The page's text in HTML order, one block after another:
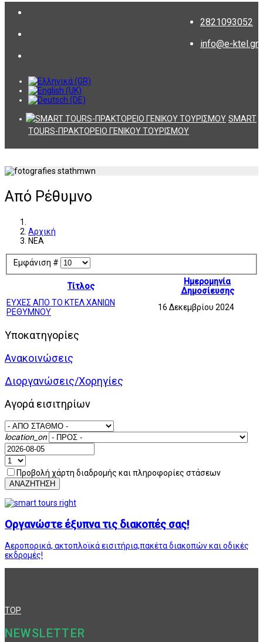
2821093052
info@e-ktel.gr
SMART
TOURS-ΠΡΑΚΤΟΡΕΙΟ ΓΕΝΙΚΟΥ ΤΟΥΡΙΣΜΟΥ
Από Ρέθυμνο
Αρχική
ΝΕΑ
Εμφάνιση #
Τίτλος
Ημερομηνία
Δημοσίευσης
ΕΥΧΕΣ ΑΠΟ ΤΟ ΚΤΕΛ ΧΑΝΙΩΝ
ΡΕΘΥΜΝΟΥ
16 Δεκεμβρίου 2024
Υποκατηγορίες
Ανακοινώσεις
Διοργανώσεις/Χορηγίες
Αγορά εισιτηρίων
location_on
Προβολή χάρτη διαδρομής και πληροφορίες στάσεων
ΑΝΑΖΗΤΗΣΗ
Οργανώστε έξυπνα τις διακοπές σας!
Αεροπορικά, ακτοπλοϊκά εισιτήρια,πακέτα διακοπών και οδικές
εκδρομές!
TOP
NEWSLETTER